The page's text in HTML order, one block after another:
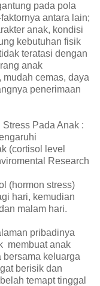
pada pola
antara lain;
anak, kondisi
kebutuhan fisik
teratasi dengan
anak
mudah cemas, daya
penerimaan
Pada Anak :
(cortisol level
Research
(hormon stress)
hari, kemudian
malam hari.
pribadinya
membuat anak
bersama keluarga
berisik dan
temapt tinggal